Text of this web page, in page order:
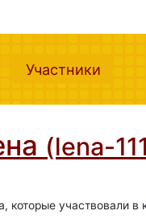
Участники
(lena-
которые участвовали